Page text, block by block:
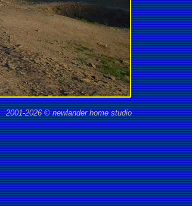
2001-2026 © newlander home studio